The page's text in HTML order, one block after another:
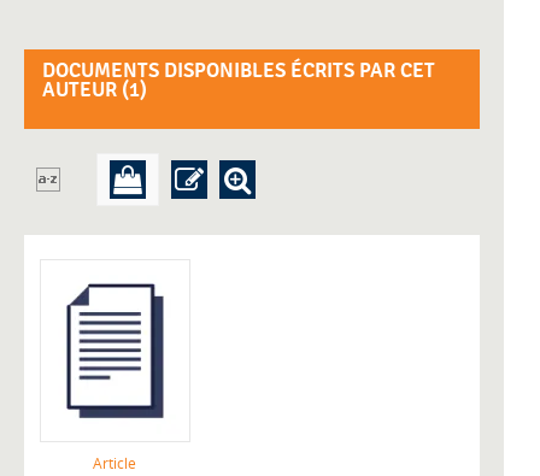
DOCUMENTS DISPONIBLES ÉCRITS PAR CET
AUTEUR (1)
Article